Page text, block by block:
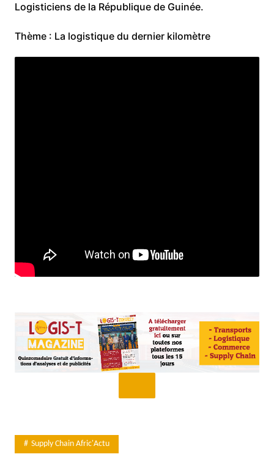
Logisticiens de la République de Guinée.
Thème : La logistique du dernier kilomètre
Supply Chain Afric'Actu